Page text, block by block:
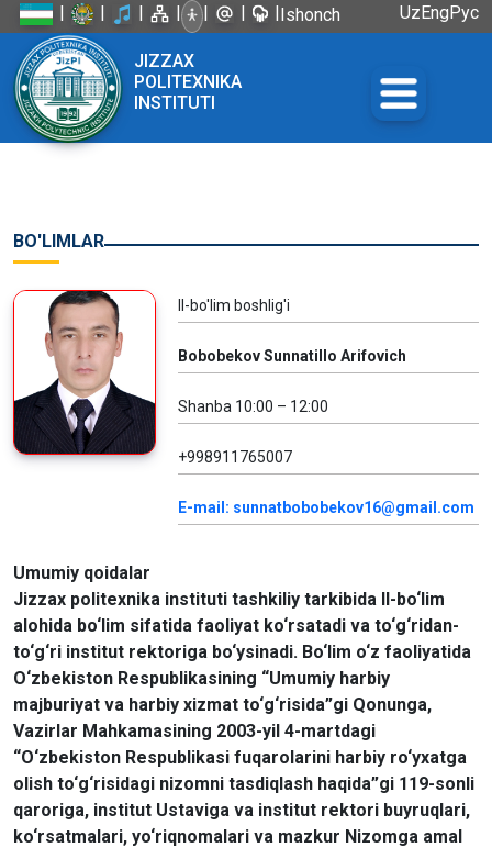
| | | | | | |Ishonch
UzEngРус
JIZZAX
POLITEXNIKA
INSTITUTI
BO'LIMLAR
II-bo'lim boshlig'i
Bobobekov Sunnatillo Arifovich
Shanba 10:00 – 12:00
+998911765007
E-mail: sunnatbobobekov16@gmail.com
Umumiy qoidalar
Jizzax politexnika instituti tashkiliy tarkibida II-bo‘lim
alohida bo‘lim sifatida faoliyat ko‘rsatadi va to‘g‘ridan-
to‘g‘ri institut rektoriga bo‘ysinadi. Bo‘lim o‘z faoliyatida
O‘zbekiston Respublikasining “Umumiy harbiy
majburiyat va harbiy xizmat to‘g‘risida”gi Qonunga,
Vazirlar Mahkamasining 2003-yil 4-martdagi
“O‘zbekiston Respublikasi fuqarolarini harbiy ro‘yxatga
olish to‘g‘risidagi nizomni tasdiqlash haqida”gi 119-sonli
qaroriga, institut Ustaviga va institut rektori buyruqlari,
ko‘rsatmalari, yo‘riqnomalari va mazkur Nizomga amal